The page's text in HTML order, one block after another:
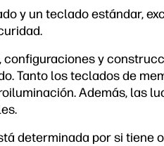
y un teclado estándar,
y
Tanto los teclados de
Además, las
determinada por si tiene